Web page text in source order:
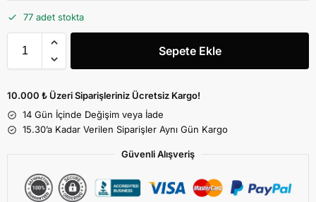
77 adet stokta
Sepete Ekle
10.000 ₺ Üzeri Siparişleriniz Ücretsiz Kargo!
14 Gün İçinde Değişim veya İade
15.30’a Kadar Verilen Siparişler Aynı Gün Kargo
Güvenli Alışveriş